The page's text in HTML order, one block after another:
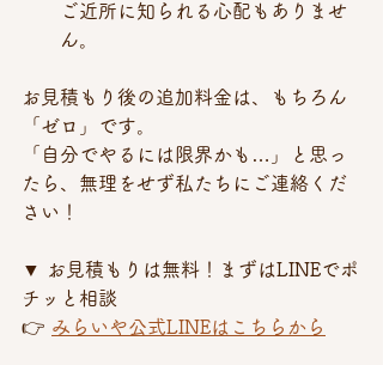
ご近所に知られる心配もありませ
ん。
お見積もり後の追加料金は、もちろん
「ゼロ」です。
「自分でやるには限界かも…」と思っ
たら、無理をせず私たちにご連絡くだ
さい！
▼ お見積もりは無料！まずはLINEでポ
チッと相談
👉 みらいや公式LINEはこちらから